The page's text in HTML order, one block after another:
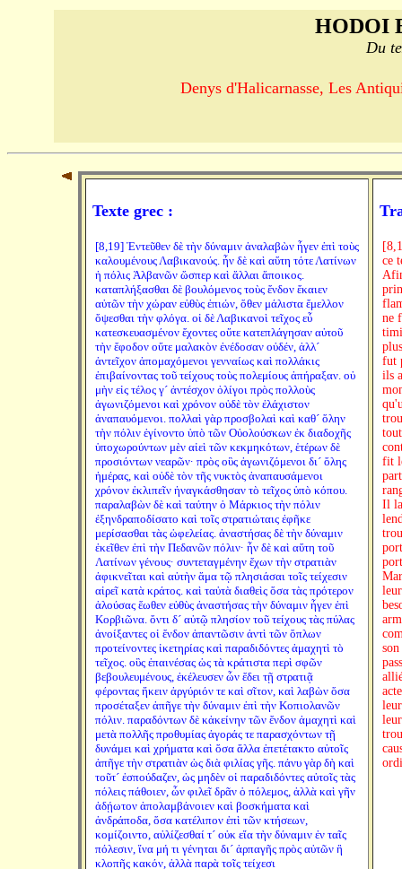
HODOI
Du
Denys d'Halicarnasse, Les
Texte grec :
[8,19] Ἐντεῦθεν δὲ τὴν δύναμιν ἀναλαβὼν ἦγεν ἐπὶ τοὺς
καλουμένους Λαβικανούς. ἦν δὲ καὶ αὕτη τότε Λατίνων
ἡ πόλις Ἀλβανῶν ὥσπερ καὶ ἄλλαι ἄποικος.
καταπλήξασθαι δὲ βουλόμενος τοὺς ἔνδον ἔκαιεν
αὐτῶν τὴν χώραν εὐθὺς ἐπιών, ὅθεν μάλιστα ἔμελλον
ὄψεσθαι τὴν φλόγα. οἱ δὲ Λαβικανοὶ τεῖχος εὖ
κατεσκευασμένον ἔχοντες οὔτε κατεπλάγησαν αὐτοῦ
τὴν ἔφοδον οὔτε μαλακὸν ἐνέδοσαν οὐδέν, ἀλλ´
ἀντεῖχον ἀπομαχόμενοι γενναίως καὶ πολλάκις
ἐπιβαίνοντας τοῦ τείχους τοὺς πολεμίους ἀπήραξαν. οὐ
μὴν εἰς τέλος γ´ ἀντέσχον ὀλίγοι πρὸς πολλοὺς
ἀγωνιζόμενοι καὶ χρόνον οὐδὲ τὸν ἐλάχιστον
ἀναπαυόμενοι. πολλαὶ γὰρ προσβολαὶ καὶ καθ´ ὅλην
τὴν πόλιν ἐγίνοντο ὑπὸ τῶν Οὐολούσκων ἐκ διαδοχῆς
ὑποχωρούντων μὲν αἰεὶ τῶν κεκμηκότων, ἑτέρων δὲ
προσιόντων νεαρῶν· πρὸς οὓς ἀγωνιζόμενοι δι´ ὅλης
ἡμέρας, καὶ οὐδὲ τὸν τῆς νυκτὸς ἀναπαυσάμενοι
χρόνον ἐκλιπεῖν ἠναγκάσθησαν τὸ τεῖχος ὑπὸ κόπου.
παραλαβὼν δὲ καὶ ταύτην ὁ Μάρκιος τὴν πόλιν
ἐξηνδραποδίσατο καὶ τοῖς στρατιώταις ἐφῆκε
μερίσασθαι τὰς ὠφελείας. ἀναστήσας δὲ τὴν δύναμιν
ἐκεῖθεν ἐπὶ τὴν Πεδανῶν πόλιν· ἦν δὲ καὶ αὕτη τοῦ
Λατίνων γένους· συντεταγμένην ἔχων τὴν στρατιὰν
ἀφικνεῖται καὶ αὐτὴν ἅμα τῷ πλησιάσαι τοῖς τείχεσιν
αἱρεῖ κατὰ κράτος. καὶ ταὐτὰ διαθεὶς ὅσα τὰς πρότερον
ἁλούσας ἕωθεν εὐθὺς ἀναστήσας τὴν δύναμιν ἦγεν ἐπὶ
Κορβιῶνα. ὄντι δ´ αὐτῷ πλησίον τοῦ τείχους τὰς πύλας
ἀνοίξαντες οἱ ἔνδον ἀπαντῶσιν ἀντὶ τῶν ὅπλων
προτείνοντες ἱκετηρίας καὶ παραδιδόντες ἀμαχητὶ τὸ
τεῖχος. οὓς ἐπαινέσας ὡς τὰ κράτιστα περὶ σφῶν
βεβουλευμένους, ἐκέλευσεν ὧν ἔδει τῇ στρατιᾷ
φέροντας ἥκειν ἀργύριόν τε καὶ σῖτον, καὶ λαβὼν ὅσα
προσέταξεν ἀπῆγε τὴν δύναμιν ἐπὶ τὴν Κοπιολανῶν
πόλιν. παραδόντων δὲ κἀκείνην τῶν ἔνδον ἀμαχητὶ καὶ
μετὰ πολλῆς προθυμίας ἀγοράς τε παρασχόντων τῇ
δυνάμει καὶ χρήματα καὶ ὅσα ἄλλα ἐπετέτακτο αὐτοῖς
ἀπῆγε τὴν στρατιὰν ὡς διὰ φιλίας γῆς. πάνυ γὰρ δὴ καὶ
τοῦτ´ ἐσπούδαζεν, ὡς μηδὲν οἱ παραδιδόντες αὐτοῖς τὰς
πόλεις πάθοιεν, ὧν φιλεῖ δρᾶν ὁ πόλεμος, ἀλλὰ καὶ γῆν
ἀδῄωτον ἀπολαμβάνοιεν καὶ βοσκήματα καὶ
ἀνδράποδα, ὅσα κατέλιπον ἐπὶ τῶν κτήσεων,
κομίζοιντο, αὐλίζεσθαί τ´ οὐκ εἴα τὴν δύναμιν ἐν ταῖς
πόλεσιν, ἵνα μή τι γένηται δι´ ἁρπαγῆς πρὸς αὐτῶν ἢ
κλοπῆς κακόν, ἀλλὰ παρὰ τοῖς τείχεσι
ce
ne
fut
ils
fit
Il